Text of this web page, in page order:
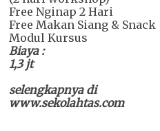
Free Nginap 2 Hari
Free Makan Siang & Snack
Modul Kursus
Biaya :
1,3 jt
selengkapnya di
www.sekolahtas.com